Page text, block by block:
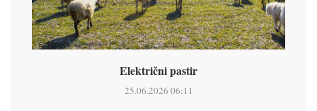
Električni pastir
25.06.2026 06:11